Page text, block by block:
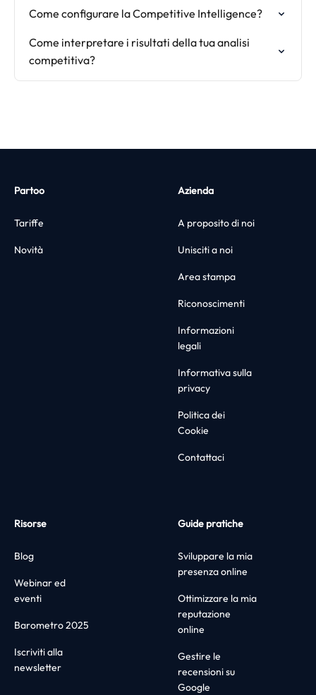
Come configurare la Competitive Intelligence?
Come interpretare i risultati della tua analisi
competitiva?
Partoo
Tariffe
Novità
Azienda
A proposito di noi
Unisciti a noi
Area stampa
Riconoscimenti
Informazioni
legali
Informativa sulla
privacy
Politica dei
Cookie
Contattaci
Risorse
Blog
Webinar ed
eventi
Barometro 2025
Iscriviti alla
newsletter
Guide pratiche
Sviluppare la mia
presenza online
Ottimizzare la mia
reputazione
online
Gestire le
recensioni su
Google